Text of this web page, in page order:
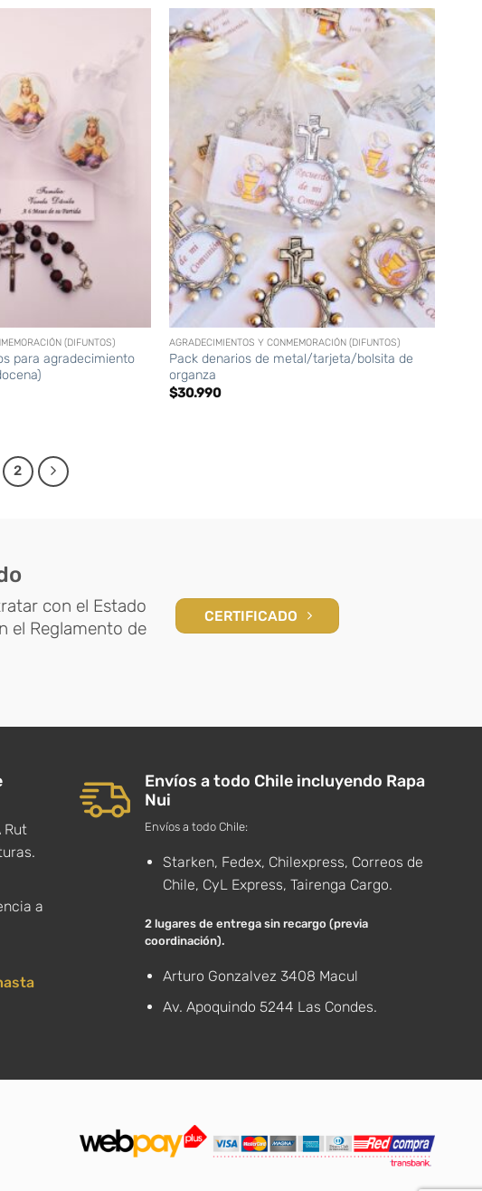
(DIFUNTOS)
para agradecimiento
AGRADECIMIENTOS Y CONMEMORACIÓN (DIFUNTOS)
Pack denarios de metal/tarjeta/bolsita de
organza
$30.990
2
con el Estado
el Reglamento de
CERTIFICADO
Rut
a
Envíos a todo Chile incluyendo Rapa
Nui
Envíos a todo Chile:
Starken, Fedex, Chilexpress, Correos de
Chile, CyL Express, Tairenga Cargo.
2 lugares de entrega sin recargo (previa
coordinación).
Arturo Gonzalvez 3408 Macul
Av. Apoquindo 5244 Las Condes.